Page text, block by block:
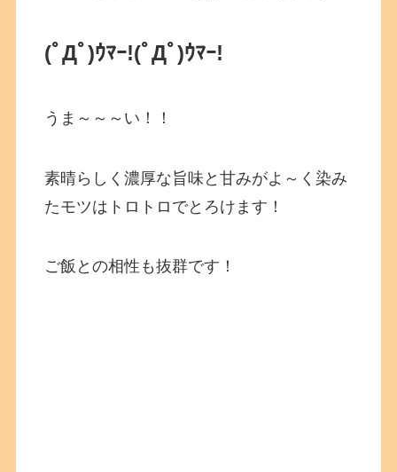
(ﾟДﾟ)ｳﾏｰ!(ﾟДﾟ)ｳﾏｰ!
うま～～～い！！
素晴らしく濃厚な旨味と甘みがよ～く染み
たモツはトロトロでとろけます！
ご飯との相性も抜群です！